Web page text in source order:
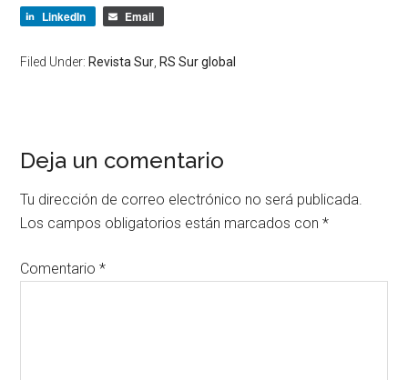
LinkedIn
Email
Filed Under: Revista Sur RS Sur global
Deja un comentario
Tu dirección de correo electrónico no será publicada.
Los campos obligatorios están marcados con*
Comentario*